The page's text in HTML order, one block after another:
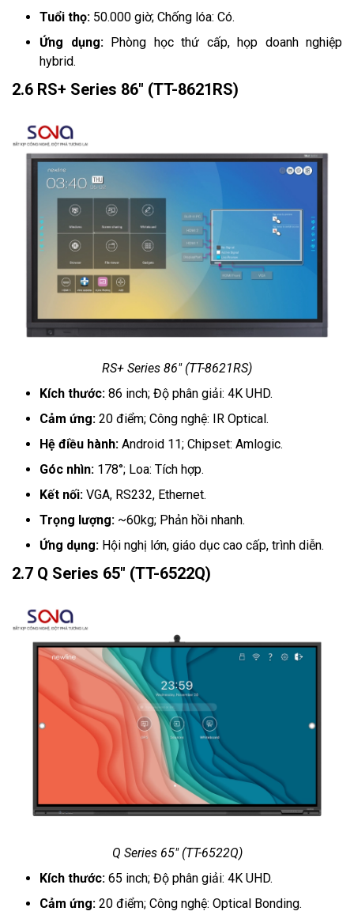
Tuổi thọ: 50.000 giờ; Chống lóa: Có.
Ứng dụng:Phòng học thứ cấp, họp doanh nghiệp
hybrid.
2.6 RS+ Series 86" (TT-8621RS)
RS+ Series 86" (TT-8621RS)
Kích thước: 86 inch; Độ phân giải: 4K UHD.
Cảm ứng: 20 điểm; Công nghệ: IR Optical.
Hệ điều hành: Android 11; Chipset: Amlogic.
Góc nhìn: 178°; Loa: Tích hợp.
Kết nối: VGA, RS232, Ethernet.
Trọng lượng: ~60kg; Phản hồi nhanh.
Ứng dụng: Hội nghị lớn, giáo dục cao cấp, trình diễn.
2.7 Q Series 65" (TT-6522Q)
Q Series 65" (TT-6522Q)
Kích thước: 65 inch; Độ phân giải: 4K UHD.
Cảm ứng: 20 điểm; Công nghệ: Optical Bonding.